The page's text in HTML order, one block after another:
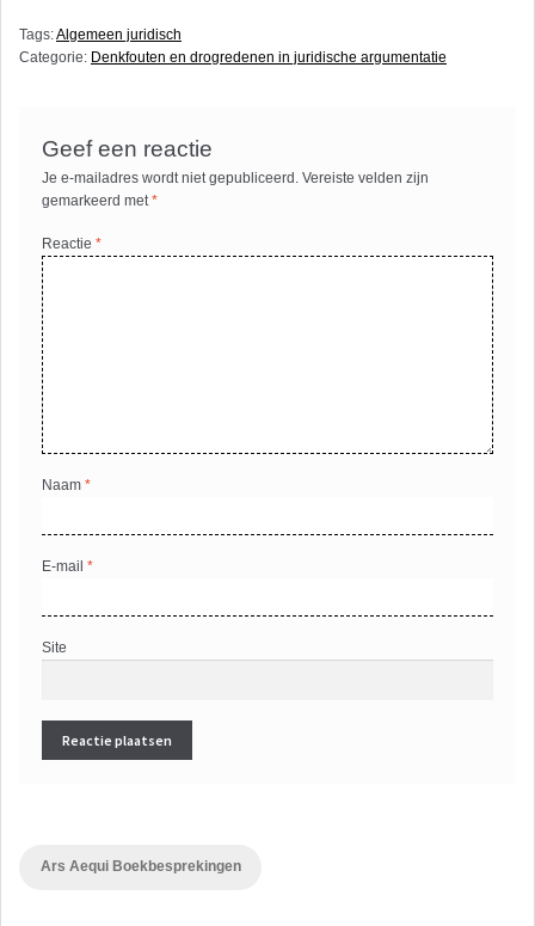
Tags:Algemeen juridisch
Categorie: Denkfouten en drogredenen in juridische argumentatie
Geef een reactie
Je e-mailadres wordt niet gepubliceerd. Vereiste velden zijn
gemarkeerd met*
Reactie*
Naam*
E-mail*
Site
Ars Aequi Boekbesprekingen